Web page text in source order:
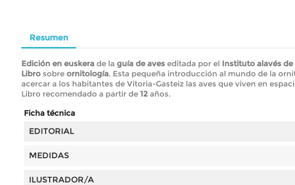
Resumen
Edición en euskera de la guía de aves editada por el Instituto alavés de
Libro sobre ornitología. Esta pequeña introducción al mundo de la
acercar a los habitantes de Vitoria-Gasteiz las aves que viven en
Libro recomendado a partir de 12 años.
Ficha técnica
EDITORIAL
MEDIDAS
ILUSTRADOR/A